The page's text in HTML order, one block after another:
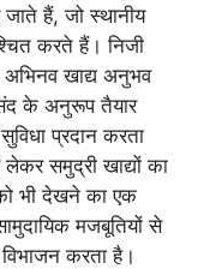
हैं, जो स्थानीय
करते हैं। निजी
खाद्य अनुभव
के अनुरूप तैयार
प्रदान करता
समुद्री खाद्यों का
भी देखने का एक
मजबूतियों से
करता है।